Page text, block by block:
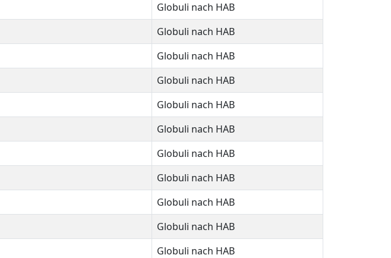
Globuli nach HAB
Globuli nach HAB
Globuli nach HAB
Globuli nach HAB
Globuli nach HAB
Globuli nach HAB
Globuli nach HAB
Globuli nach HAB
Globuli nach HAB
Globuli nach HAB
Globuli nach HAB